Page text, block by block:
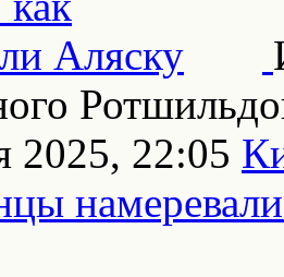
2025, 22:05